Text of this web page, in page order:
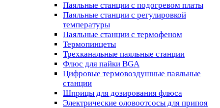
Паяльные станции с подогревом платы
Паяльные станции с регулировкой
температуры
Паяльные станции с термофеном
Термопинцеты
Трехканальные паяльные станции
Флюс для пайки BGA
Цифровые термовоздушные паяльные
станции
Шприцы для дозирования флюса
Электрические оловоотсосы для припоя